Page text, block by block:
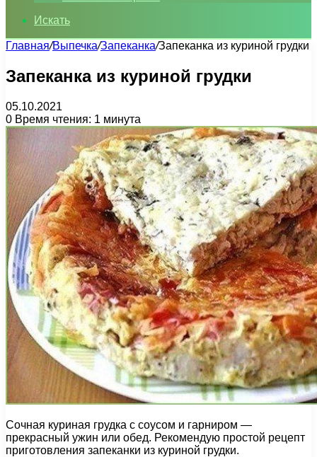
Искать
Главная/Выпечка/Запеканка/Запеканка из куриной грудки
Запеканка из куриной грудки
05.10.2021
0 Время чтения: 1 минута
Сочная куриная грудка с соусом и гарниром —
прекрасный ужин или обед. Рекомендую простой рецепт
приготовления запеканки из куриной грудки.